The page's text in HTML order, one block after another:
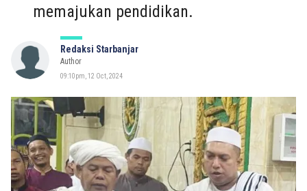
memajukan pendidikan.
Redaksi Starbanjar
Author
09:10pm, 12 Oct, 2024